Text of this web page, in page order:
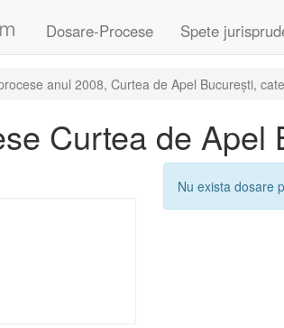
Dosare-Procese Spete
anul 2008, Curtea de Apel București,
Curtea de Apel
Nu exista dosare